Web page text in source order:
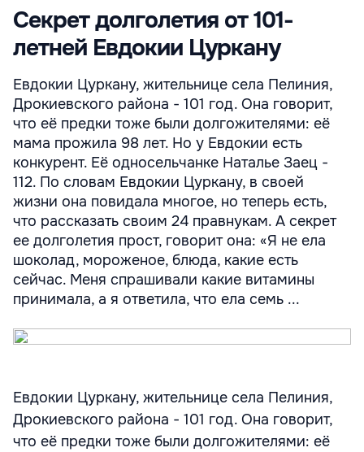
Секрет долголетия от 101-
летней Евдокии Цуркану
Евдокии Цуркану, жительнице села Пелиния,
Дрокиевского района - 101 год. Она говорит,
что её предки тоже были долгожителями: её
мама прожила 98 лет. Но у Евдокии есть
конкурент. Её односельчанке Наталье Заец -
112. По словам Евдокии Цуркану, в своей
жизни она повидала многое, но теперь есть,
что рассказать своим 24 правнукам. А секрет
ее долголетия прост, говорит она: «Я не ела
шоколад, мороженое, блюда, какие есть
сейчас. Меня спрашивали какие витамины
принимала, а я ответила, что ела семь ...
Евдокии Цуркану, жительнице села Пелиния,
Дрокиевского района - 101 год. Она говорит,
что её предки тоже были долгожителями: её